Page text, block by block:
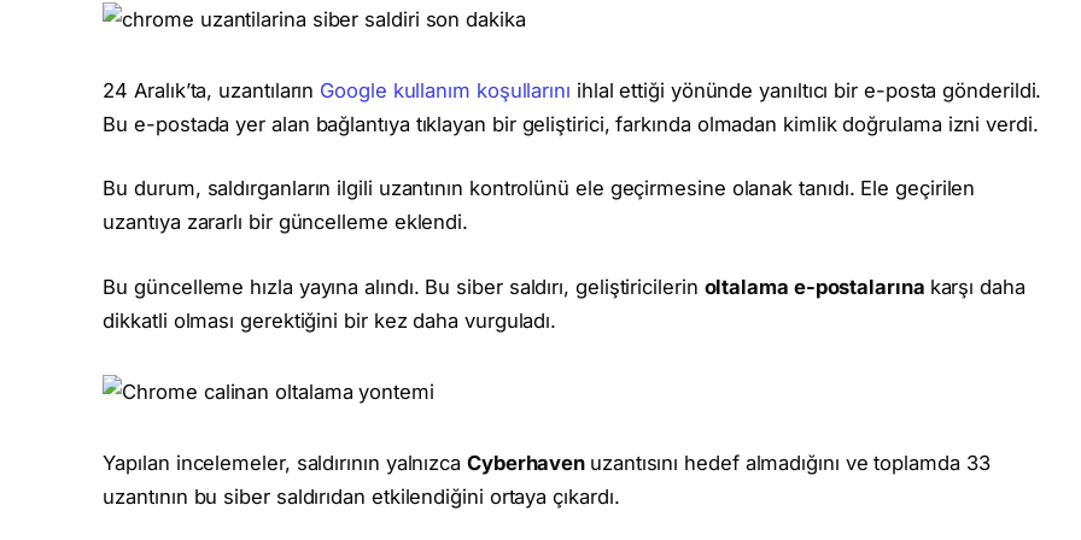
24 Aralık’ta, uzantıların Google kullanım koşullarını ihlal ettiği yönünde yanıltıcı bir e-posta gönderildi.
Bu e-postada yer alan bağlantıya tıklayan bir geliştirici, farkında olmadan kimlik doğrulama izni verdi.
Bu durum, saldırganların ilgili uzantının kontrolünü ele geçirmesine olanak tanıdı. Ele geçirilen
uzantıya zararlı bir güncelleme eklendi.
Bu güncelleme hızla yayına alındı. Bu siber saldırı, geliştiricilerin oltalama e-postalarına karşı daha
dikkatli olması gerektiğini bir kez daha vurguladı.
Yapılan incelemeler, saldırının yalnızca Cyberhaven uzantısını hedef almadığını ve toplamda 33
uzantının bu siber saldırıdan etkilendiğini ortaya çıkardı.